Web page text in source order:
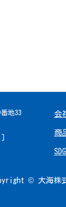
地33
会
商
© 大海株